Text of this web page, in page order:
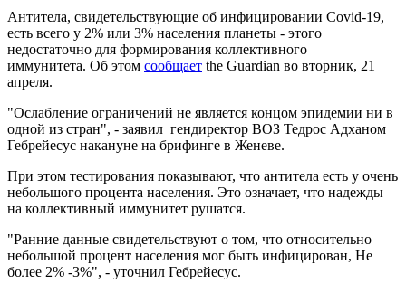
Антитела, свидетельствующие об инфицировании Covid-19,
есть всего у 2% или 3% населения планеты - этого
недостаточно для формирования коллективного
иммунитета. Об этом сообщает the Guardian во вторник, 21
апреля.
"Ослабление ограничений не является концом эпидемии ни в
одной из стран", - заявил гендиректор ВОЗ Тедрос Адханом
Гебрейесус накануне на брифинге в Женеве.
При этом тестирования показывают, что антитела есть у очень
небольшого процента населения. Это означает, что надежды
на коллективный иммунитет рушатся.
"Ранние данные свидетельствуют о том, что относительно
небольшой процент населения мог быть инфицирован, Не
более 2% -3%", - уточнил Гебрейесус.